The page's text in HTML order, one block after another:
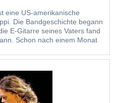
eine US-amerikanische
Die Bandgeschichte begann
E-Gitarre seines Vaters fand
Schon nach einem Monat
der kleinen Schwester Taya